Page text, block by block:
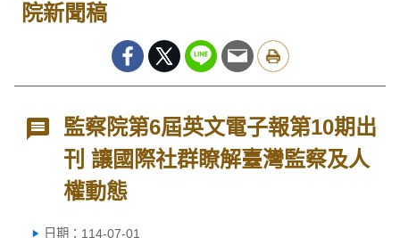
院新聞稿
監察院第6屆英文電子報第10期出
刊 讓國際社群瞭解臺灣監察及人
權動態
日期：114-07-01